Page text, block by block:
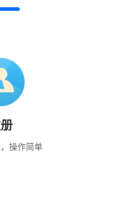
操作简单